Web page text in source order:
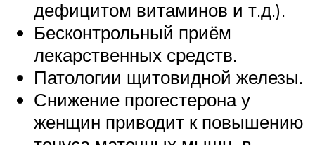
дефицитом витаминов и т.д.).
Бесконтрольный приём
лекарственных средств.
Патологии щитовидной железы.
Снижение прогестерона у
женщин приводит к повышению